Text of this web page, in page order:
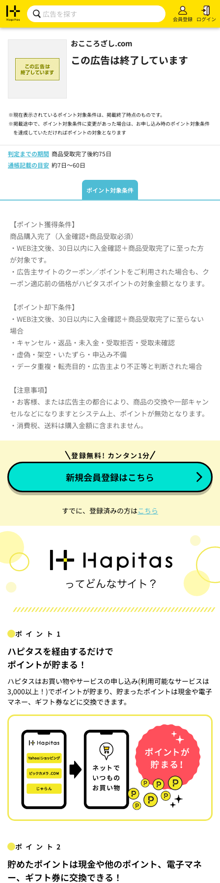
会員登録 ログイン
おこころざし.com
この広告は終了しています
※現在表示されているポイント対象条件は、掲載終了時点のものです。
※掲載途中で、ポイント対象条件に変更があった場合は、お申し込み時のポイント対象条件
を達成していただければポイントの対象となります
判定までの期間 商品受取完了後約75日
通帳記載の目安 約7日～60日
ポイント対象条件
【ポイント獲得条件】
商品購入完了（入金確認+商品受取必須）
・WEB注文後、30日以内に入金確認＋商品受取完了に至った方
が対象です。
・広告主サイトのクーポン／ポイントをご利用された場合も、ク
ーポン適応前の価格がハピタスポイントの対象金額となります。
【ポイント却下条件】
・WEB注文後、30日以内に入金確認＋商品受取完了に至らない
場合
・キャンセル・返品・未入金・受取拒否・受取未確認
・虚偽・架空・いたずら・申込み不備
・データ重複・転売目的・広告主より不正等と判断された場合
【注意事項】
・お客様、または広告主の都合により、商品の交換や一部キャン
セルなどになりますとシステム上、ポイントが無効となります。
・消費税、送料は購入金額に含まれません。
登録無料! カンタン1分
新規会員登録はこちら
すでに、登録済みの方はこちら
ポイント1
ハピタスを経由するだけで
ポイントが貯まる！
ハピタスはお買い物やサービスの申し込み(利用可能なサービスは
3,000以上！)でポイントが貯まり、貯まったポイントは現金や電子
マネー、ギフト券などに交換できます。
ポイント2
貯めたポイントは現金や他のポイント、電子マネ
ー、ギフト券に交換できる！